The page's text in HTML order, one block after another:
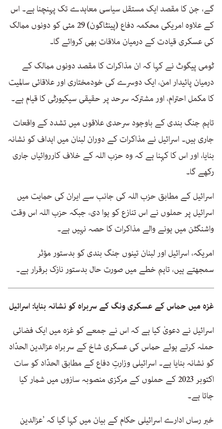
گے، جن کا مقصد ایک مستقل سیاسی معاہدے تک پہنچنا ہے۔ اس
کے علاوہ امریکی محکمہ دفاع (پینٹاگون) 29 مئی کو دونوں ممالک
کی عسکری قیادت کے درمیان ملاقات بھی کروائے گا۔
ٹومی پیگوٹ نے کہا کہ ان مذاکرات کا مقصد دونوں ممالک کے
درمیان پائیدار امن، ایک دوسرے کی خودمختاری اور علاقائی سالمیت
کا مکمل احترام، اور مشترکہ سرحد پر حقیقی سیکیورٹی کا قیام ہے۔
تاہم جنگ بندی کے باوجود سرحدی علاقوں میں تشدد کے واقعات
جاری ہیں۔ اسرائیل نے مذاکرات کے دوران لبنان میں اہداف کو نشانہ
بنایا، اور اس کا کہنا ہے کہ وہ حزب اللہ کے خلاف کارروائیاں جاری
رکھے گا۔
اسرائیل کے مطابق حزب اللہ کی جانب سے ایران کی حمایت میں
اسرائیل پر حملوں نے اس تنازع کو ہوا دی، جبکہ حزب اللہ اس وقت
واشنگٹن میں ہونے والے مذاکرات کا حصہ نہیں ہے۔
امریکہ، اسرائیل اور لبنان تینوں جنگ بندی کو بدستور مؤثر
سمجھتے ہیں، تاہم خطے میں صورت حال بدستور نازک برقرار ہے۔
غزہ میں حماس کے عسکری ونگ کے سربراہ کو نشانہ بنایا: اسرائیل
اسرائیل نے دعویٰ کیا ہے کہ اس نے جمعے کو غزہ میں ایک فضائی
حملہ کرتے ہوئے حماس کی عسکری شاخ کے سربراہ عزالدین الحدّاد
کو نشانہ بنایا ہے۔ اسرائیلی وزارتِ دفاع کے مطابق الحدّاد کو سات
اکتوبر 2023 کے حملوں کے مرکزی منصوبہ سازوں میں شمار کیا
جاتا ہے۔
خبر رساں ادارے اسرائیلی حکام کے بیان میں کہا گیا کہ ’عزالدین